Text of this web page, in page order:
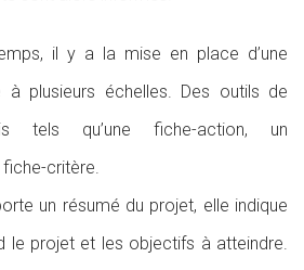
il y a la mise en place d’une
à plusieurs échelles. Des outils de
tels qu’une fiche-action, un
critère.
un résumé du projet, elle indique
le projet et les objectifs à atteindre.